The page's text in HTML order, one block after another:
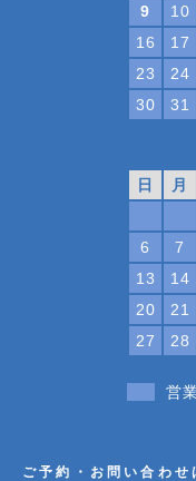
9
10
16
17
23
24
30
31
日 月
6
7
13
14
20
21
27
28
営
ご予約・お問い合わせ